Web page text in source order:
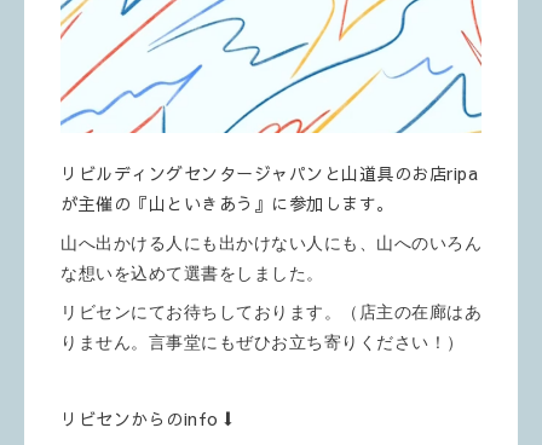
リビルディングセンタージャパンと山道具のお店ripa
が主催の『山といきあう』に参加します。
山へ出かける人にも出かけない人にも、山へのいろん
な想いを込めて選書をしました。
リビセンにてお待ちしております。（店主の在廊はあ
りません。言事堂にもぜひお立ち寄りください！）
リビセンからのinfo⬇️